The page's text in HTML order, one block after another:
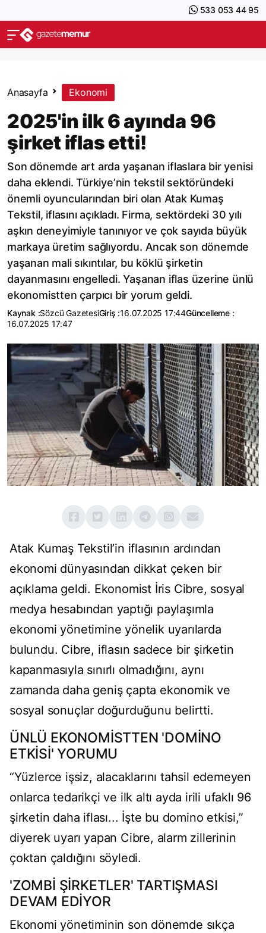
533 053 44 95
Anasayfa Ekonomi
2025'in ilk 6 ayında 96
şirket iflas etti!
Son dönemde art arda yaşanan iflaslara bir yenisi
daha eklendi. Türkiye’nin tekstil sektöründeki
önemli oyuncularından biri olan Atak Kumaş
Tekstil, iflasını açıkladı. Firma, sektördeki 30 yılı
aşkın deneyimiyle tanınıyor ve çok sayıda büyük
markaya üretim sağlıyordu. Ancak son dönemde
yaşanan mali sıkıntılar, bu köklü şirketin
dayanmasını engelledi. Yaşanan iflas üzerine ünlü
ekonomistten çarpıcı bir yorum geldi.
Kaynak :Sözcü GazetesiGiriş :16.07.2025 17:44Güncelleme :
16.07.2025 17:47
Atak Kumaş Tekstil’in iflasının ardından
ekonomi dünyasından dikkat çeken bir
açıklama geldi. Ekonomist İris Cibre, sosyal
medya hesabından yaptığı paylaşımla
ekonomi yönetimine yönelik uyarılarda
bulundu. Cibre, iflasın sadece bir şirketin
kapanmasıyla sınırlı olmadığını, aynı
zamanda daha geniş çapta ekonomik ve
sosyal sonuçlar doğurduğunu belirtti.
ÜNLÜ EKONOMİSTTEN 'DOMİNO
ETKİSİ' YORUMU
“Yüzlerce işsiz, alacaklarını tahsil edemeyen
onlarca tedarikçi ve ilk altı ayda irili ufaklı 96
şirketin daha iflası... İşte bu domino etkisi,”
diyerek uyarı yapan Cibre, alarm zillerinin
çoktan çaldığını söyledi.
'ZOMBİ ŞİRKETLER' TARTIŞMASI
DEVAM EDİYOR
Ekonomi yönetiminin son dönemde sıkça